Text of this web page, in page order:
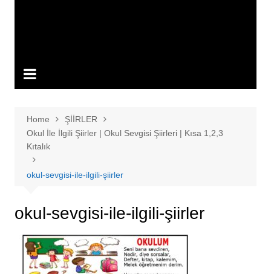
Home
ŞİİRLER
Okul İle İlgili Şiirler | Okul Sevgisi Şiirleri | Kısa 1,2,3
Kıtalık
okul-sevgisi-ile-ilgili-şiirler
okul-sevgisi-ile-ilgili-şiirler